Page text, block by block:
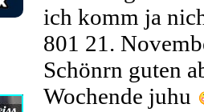
ich komm ja
801 21.
Schönrn guten
Wochende juhu